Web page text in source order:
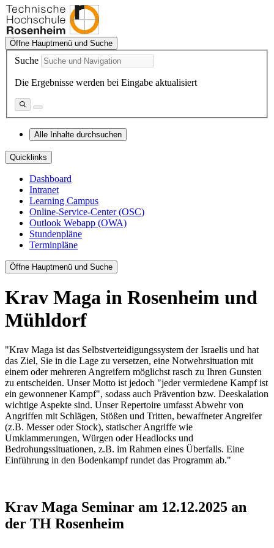
Öffne Hauptmenü und Suche
Suche
Die Ergebnisse werden bei Eingabe aktualisiert
Alle Inhalte durchsuchen
Quicklinks
Dashboard
Intranet
Learning Campus
Online-Service-Center (OSC)
Outlook Webapp (OWA)
Stundenpläne
Terminpläne
Öffne Hauptmenü und Suche
Krav Maga in Rosenheim und
Mühldorf
"Krav Maga ist das Selbstverteidigungssystem der Israelis und hat
das Ziel, Sie in die Lage zu versetzen, eine Notwehrsituation mit
einem oder mehreren Angreifern möglichst rasch zu Ihren Gunsten
zu entscheiden. Unser Motto ist jedoch "jeder vermiedene Kampf ist
ein gewonnener Kampf", sodass auch Prävention bzw. Deeskalation
wichtige Aspekte sind. Unser Repertoire umfasst Abwehr von
Angriffen mit Schlägen, Stößen und Tritten, bewaffneter Angreifer
(z.B. Messer oder Stock), statischer Angriffe wie
Umklammerungen, Würgen oder Headlocks und
Bedrohungssituationen, z.B. im Rahmen eines Überfalls. Eine
Einführung in den Bodenkampf rundet das Programm ab."
Krav Maga Seminar am 12.12.2025 an
der TH Rosenheim